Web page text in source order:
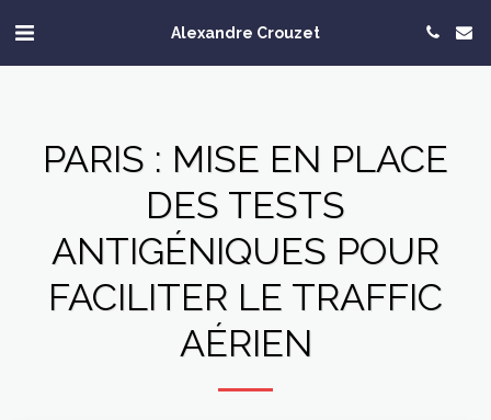
Alexandre Crouzet
PARIS : MISE EN PLACE
DES TESTS
ANTIGÉNIQUES POUR
FACILITER LE TRAFFIC
AÉRIEN